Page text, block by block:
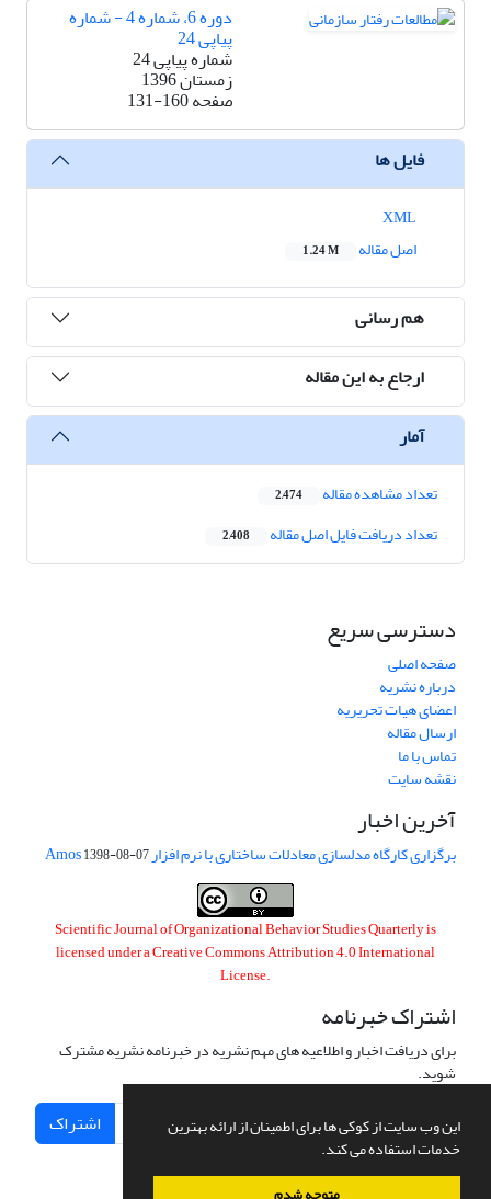
این وب سایت از کوکی ها برای اطمینان از ارائه بهترین
خدمات استفاده می کند.
دوره 6، شماره 4 - شماره
پیاپی 24
شماره پیاپی 24
زمستان 1396
صفحه131-160
فایل ها
اصل مقاله
1.24 M
هم رسانی
ارجاع به این مقاله
آمار
تعداد مشاهده مقاله 2,474
تعداد دریافت فایل اصل مقاله 2,408
دسترسی سریع
صفحه اصلی
درباره نشریه
اعضای هیات تحریریه
ارسال مقاله
تماس با ما
نقشه سایت
آخرین اخبار
برگزاری کارگاه مدلسازی معادلات ساختاری با نرم افزار Amos1398-08-07
Scientific Journal of Organizational Behavior Studies Quarterly is
licensed under aCreative Commons Attribution 4.0 International
License.
اشتراک خبرنامه
برای دریافت اخبار و اطلاعیه های مهم نشریه در خبرنامه نشریه مشترک
شوید.
اشتراک